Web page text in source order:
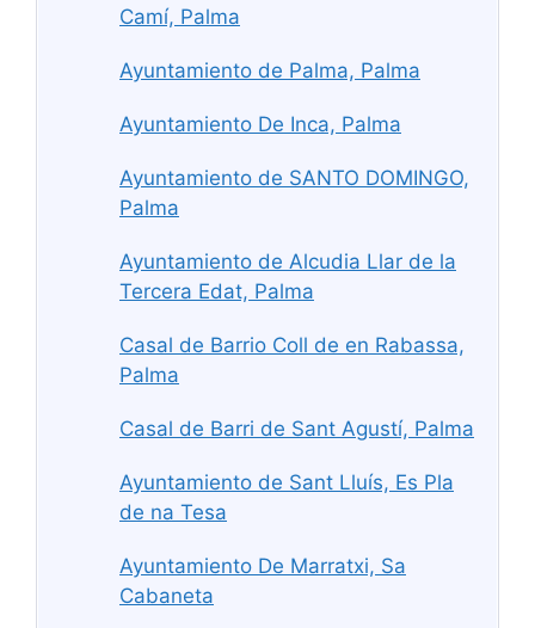
Camí, Palma
Ayuntamiento de Palma, Palma
Ayuntamiento De Inca, Palma
Ayuntamiento de SANTO DOMINGO,
Palma
Ayuntamiento de Alcudia Llar de la
Tercera Edat, Palma
Casal de Barrio Coll de en Rabassa,
Palma
Casal de Barri de Sant Agustí, Palma
Ayuntamiento de Sant Lluís, Es Pla
de na Tesa
Ayuntamiento De Marratxi, Sa
Cabaneta